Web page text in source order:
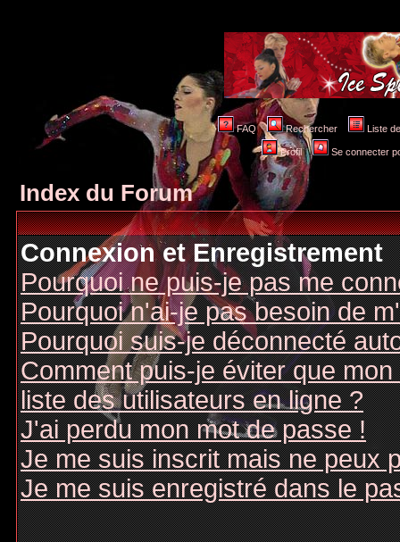
FAQ Rechercher Liste
Profil Se connecter
Index du Forum
Connexion et Enregistrement
Pourquoi ne puis-je pas me
Pourquoi n'ai-je pas besoin de
Pourquoi suis-je déconnecté
Comment puis-je éviter que
liste des utilisateurs en ligne ?
J'ai perdu mon mot de passe !
Je me suis inscrit mais ne peux
Je me suis enregistré dans le